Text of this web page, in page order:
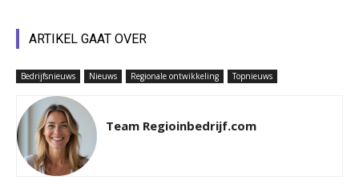
ARTIKEL GAAT OVER
Bedrijfsnieuws Nieuws Regionale ontwikkeling Topnieuws
Team Regioinbedrijf.com